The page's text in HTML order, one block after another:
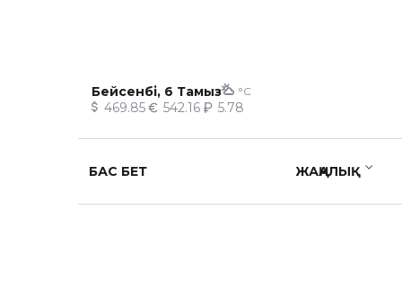
Бейсенбі, 6 Тамыз °C
469.85 542.16 5.78
БАС БЕТ ЖАҢАЛЫҚ